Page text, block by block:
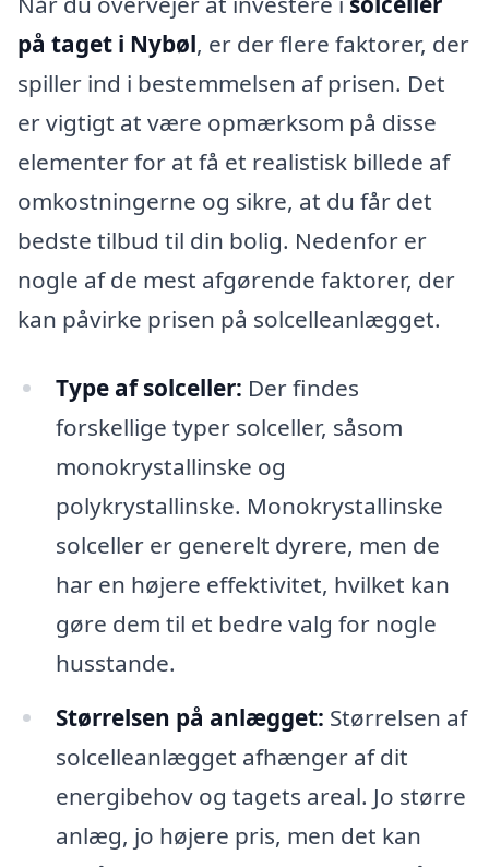
på taget i Nybøl, er der flere faktorer, der
spiller ind i bestemmelsen af prisen. Det
er vigtigt at være opmærksom på disse
elementer for at få et realistisk billede af
omkostningerne og sikre, at du får det
bedste tilbud til din bolig. Nedenfor er
nogle af de mest afgørende faktorer, der
kan påvirke prisen på solcelleanlægget.
Type af solceller: Der findes
forskellige typer solceller, såsom
monokrystallinske og
polykrystallinske. Monokrystallinske
solceller er generelt dyrere, men de
har en højere effektivitet, hvilket kan
gøre dem til et bedre valg for nogle
husstande.
Størrelsen på anlægget: Størrelsen af
solcelleanlægget afhænger af dit
energibehov og tagets areal. Jo større
anlæg, jo højere pris, men det kan